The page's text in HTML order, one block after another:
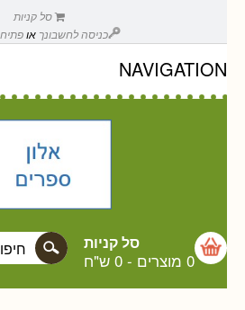
סל קניות
כניסה לחשבונך או
NAVIGATION
סל קניות
0 מוצרים - 0 ש"ח